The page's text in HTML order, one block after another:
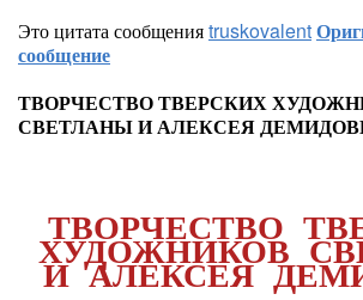
Это цитата сообщенияtruskovalent
сообщение
ТВОРЧЕСТВО ТВЕРСКИХ
СВЕТЛАНЫ И АЛЕКСЕЯ
ТВОРЧЕСТВО
ХУДОЖНИКОВ
И АЛЕКСЕЯ